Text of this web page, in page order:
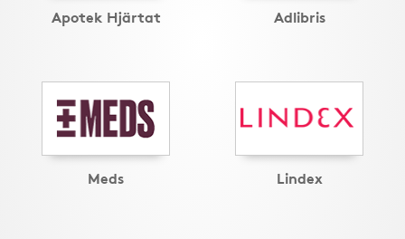
Apotek Hjärtat Adlibris
Meds Lindex